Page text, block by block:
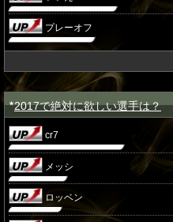
プレーオフ
★2017で絶対に欲しい選手は？
cr7
メッシ
ロッベン